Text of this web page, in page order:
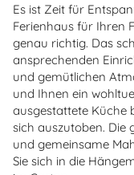
Es ist Zeit für
Ferienhaus für Ihren
genau richtig. Das
ansprechenden
und gemütlichen
und Ihnen ein
ausgestattete Küche
sich auszutoben. Die
und gemeinsame
Sie sich in die